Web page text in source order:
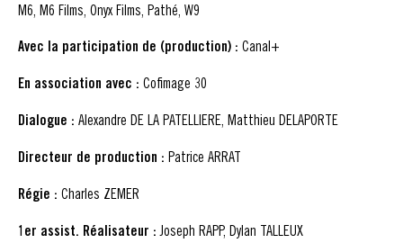
M6, M6 Films, Onyx Films, Pathé, W9
Avec la participation de (production) : Canal+
En association avec : Cofimage 30
Dialogue : Alexandre DE LA PATELLIERE, Matthieu DELAPORTE
Directeur de production : Patrice ARRAT
Régie : Charles ZEMER
1er assist. Réalisateur : Joseph RAPP, Dylan TALLEUX